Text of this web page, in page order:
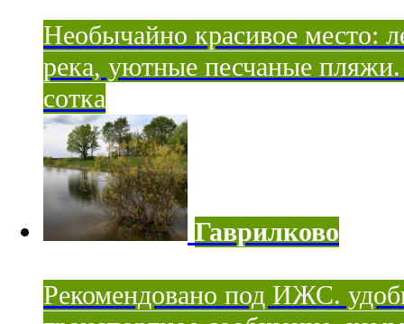
Необычайно красивое место:
река, уютные песчаные
сотка
Гаврилково
Рекомендовано под ИЖС.